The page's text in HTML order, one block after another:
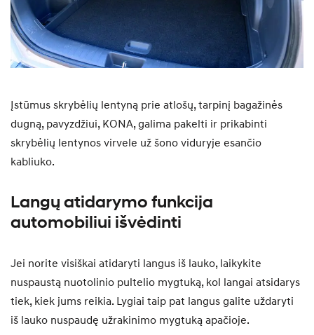
Įstūmus skrybėlių lentyną prie atlošų, tarpinį bagažinės
dugną, pavyzdžiui, KONA, galima pakelti ir prikabinti
skrybėlių lentynos virvele už šono viduryje esančio
kabliuko.
Langų atidarymo funkcija
automobiliui išvėdinti
Jei norite visiškai atidaryti langus iš lauko, laikykite
nuspaustą nuotolinio pultelio mygtuką, kol langai atsidarys
tiek, kiek jums reikia. Lygiai taip pat langus galite uždaryti
iš lauko nuspaudę užrakinimo mygtuką apačioje.